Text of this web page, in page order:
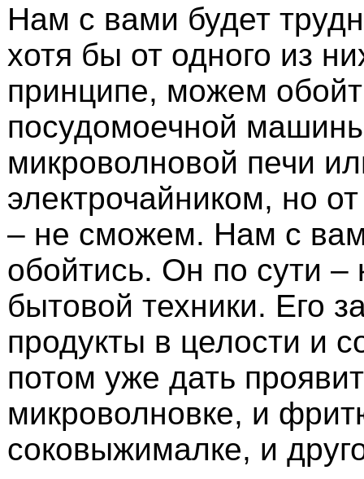
Нам с вами будет
хотя бы от одного из
принципе, можем
посудомоечной
микроволновой печи
электрочайником, но
– не сможем. Нам с
обойтись. Он по сути –
бытовой техники. Его
продукты в целости и
потом уже дать
микроволновке, и
соковыжималке, и